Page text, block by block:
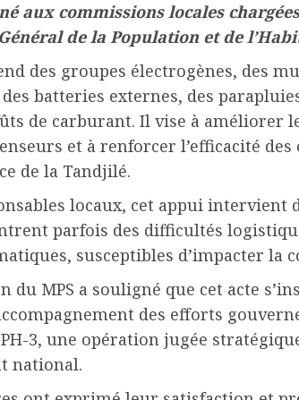
aux commissions locales
de la Population et de
des groupes électrogènes, des
batteries externes, des
de carburant. Il vise à améliorer
et à renforcer l’efficacité
de la Tandjilé.
locaux, cet appui intervient
parfois des difficultés
susceptibles d’impacter la
du MPS a souligné que cet acte
des efforts
3, une opération jugée
national.